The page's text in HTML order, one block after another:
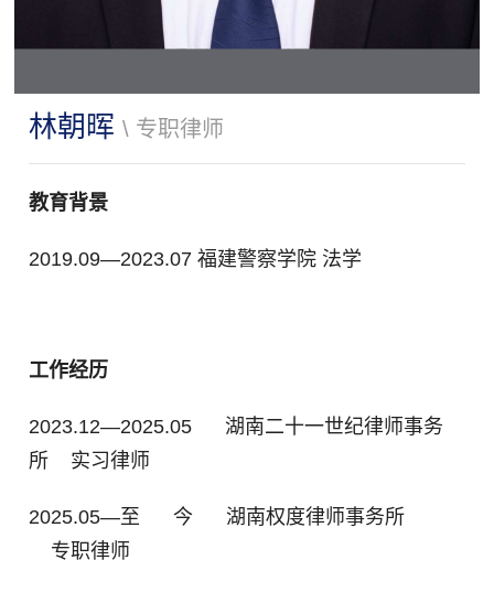
林朝晖\ 专职律师
教育背景
2019.09—2023.07 福建警察学院 法学
工作经历
2023.12—2025.05 湖南二十一世纪律师事务
所 实习律师
2025.05—至 今 湖南权度律师事务所
专职律师